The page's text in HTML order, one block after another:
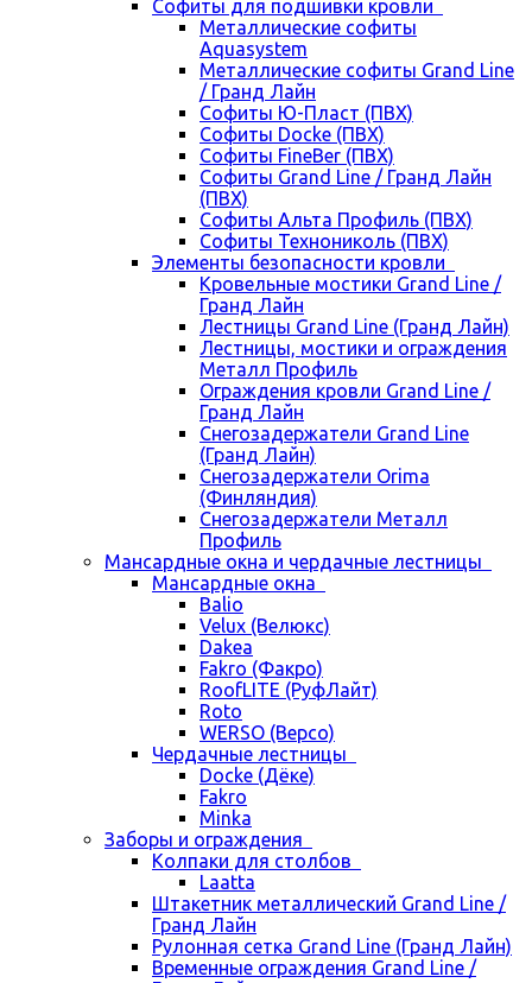
Cофиты для подшивки кровли
Металлические софиты
Aquasystem
Металлические софиты Grand Line
/ Гранд Лайн
Софиты Ю-Пласт (ПВХ)
Софиты Docke (ПВХ)
Софиты FineBer (ПВХ)
Софиты Grand Line / Гранд Лайн
(ПВХ)
Софиты Альта Профиль (ПВХ)
Софиты Технониколь (ПВХ)
Элементы безопасности кровли
Кровельные мостики Grand Line /
Гранд Лайн
Лестницы Grand Line (Гранд Лайн)
Лестницы, мостики и ограждения
Металл Профиль
Ограждения кровли Grand Line /
Гранд Лайн
Снегозадержатели Grand Line
(Гранд Лайн)
Снегозадержатели Orima
(Финляндия)
Снегозадержатели Металл
Профиль
Мансардные окна и чердачные лестницы
Мансардные окна
Balio
Velux (Велюкс)
Dakea
Fakro (Факро)
RoofLITE (РуфЛайт)
Roto
WERSO (Версо)
Чердачные лестницы
Docke (Дёке)
Fakro
Minka
Заборы и ограждения
Колпаки для столбов
Laatta
Штакетник металлический Grand Line /
Гранд Лайн
Рулонная сетка Grand Line (Гранд Лайн)
Временные ограждения Grand Line /